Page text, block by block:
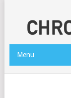
Menu